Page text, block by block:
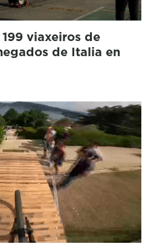
viaxeiros de
de Italia en